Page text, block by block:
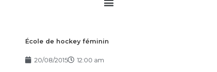
École de hockey féminin
20/08/2015 12:00 am